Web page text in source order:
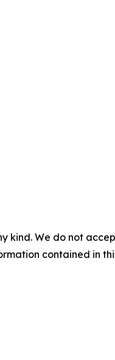
kind. We do not
contained in